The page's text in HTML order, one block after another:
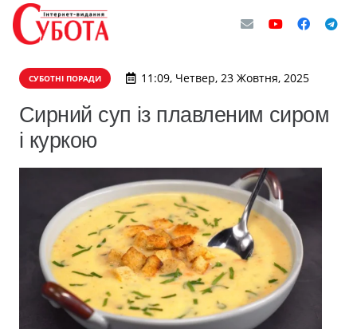
СУБОТНІ ПОРАДИ 11:09, Четвер, 23 Жовтня, 2025
Сирний суп із плавленим сиром
і куркою